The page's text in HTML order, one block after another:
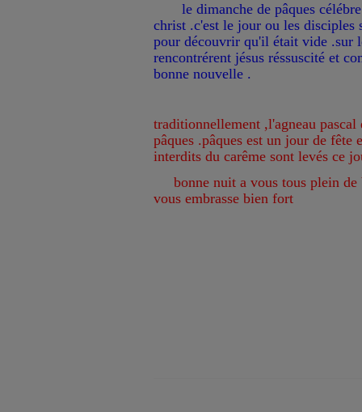
le dimanche de pâques célébre
christ .c'est le jour ou les disciples
pour découvrir qu'il était vide .sur
rencontrérent jésus réssuscité et
bonne nouvelle .
traditionnellement ,l'agneau
pâques .pâques est un jour de fête
interdits du carême sont levés ce
bonne nuit a vous tous plein de
vous embrasse bien fort